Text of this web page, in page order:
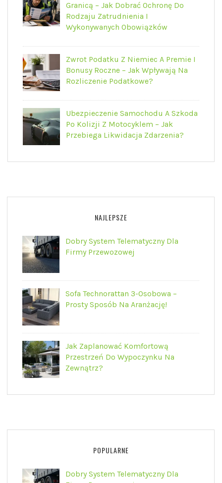
Granicą – Jak Dobrać Ochronę Do
Rodzaju Zatrudnienia I
Wykonywanych Obowiązków
Zwrot Podatku Z Niemiec A Premie I
Bonusy Roczne – Jak Wpływają Na
Rozliczenie Podatkowe?
Ubezpieczenie Samochodu A Szkoda
Po Kolizji Z Motocyklem – Jak
Przebiega Likwidacja Zdarzenia?
NAJLEPSZE
Dobry System Telematyczny Dla
Firmy Przewozowej
Sofa Technorattan 3-Osobowa –
Prosty Sposób Na Aranżację!
Jak Zaplanować Komfortową
Przestrzeń Do Wypoczynku Na
Zewnątrz?
POPULARNE
Dobry System Telematyczny Dla